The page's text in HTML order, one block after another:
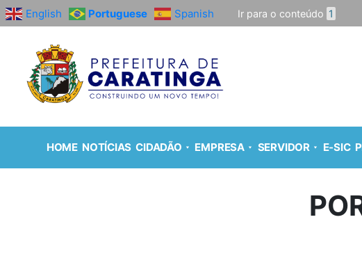
English Portuguese Spanish Ir para o conteúdo 1
HOME NOTÍCIAS CIDADÃO EMPRESA SERVIDOR E-SIC